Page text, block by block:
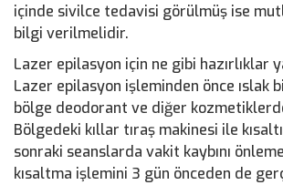
içinde sivilce tedavisi görülmüş ise
bilgi verilmelidir.
Lazer epilasyon için ne gibi hazırlıklar
Lazer epilasyon işleminden önce ıslak
bölge deodorant ve diğer
Bölgedeki kıllar tıraş makinesi ile
sonraki seanslarda vakit kaybını
kısaltma işlemini 3 gün önceden de